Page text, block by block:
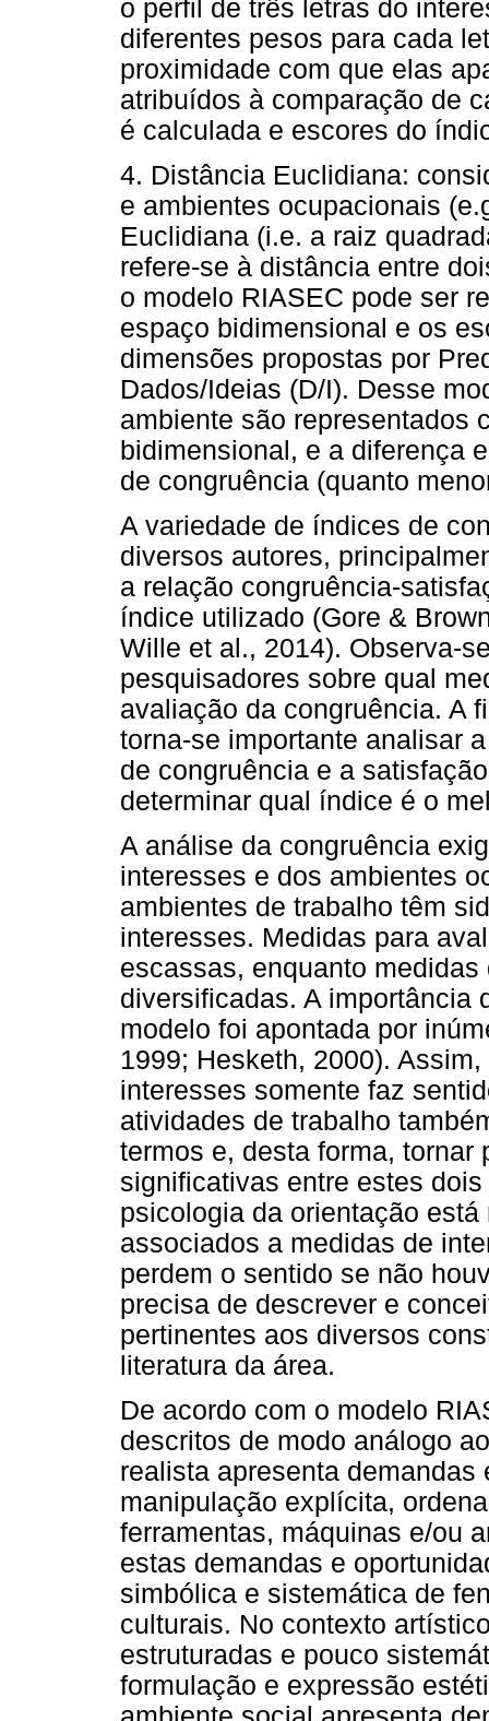
o perfil de três letras do
diferentes pesos para cada
proximidade com que elas
atribuídos à comparação de
é calculada e escores do
4. Distância Euclidiana:
e ambientes ocupacionais
Euclidiana (i.e. a raiz
refere-se à distância entre
o modelo RIASEC pode ser
espaço bidimensional e os
dimensões propostas por
Dados/Ideias (D/I). Desse
ambiente são representados
bidimensional, e a diferença
de congruência (quanto
A variedade de índices de
diversos autores,
a relação congruência-
índice utilizado (Gore &
Wille et al., 2014). Observa-
pesquisadores sobre qual
avaliação da congruência. A
torna-se importante analisar
de congruência e a
determinar qual índice é o
A análise da congruência
interesses e dos ambientes
ambientes de trabalho têm
interesses. Medidas para
escassas, enquanto
diversificadas. A importância
modelo foi apontada por
1999; Hesketh, 2000).
interesses somente faz
atividades de trabalho
termos e, desta forma,
significativas entre estes
psicologia da orientação
associados a medidas de
perdem o sentido se não
precisa de descrever e
pertinentes aos diversos
literatura da área.
De acordo com o modelo
descritos de modo análogo
realista apresenta
manipulação explícita,
ferramentas, máquinas e/ou
estas demandas e
simbólica e sistemática de
culturais. No contexto
estruturadas e pouco
formulação e expressão